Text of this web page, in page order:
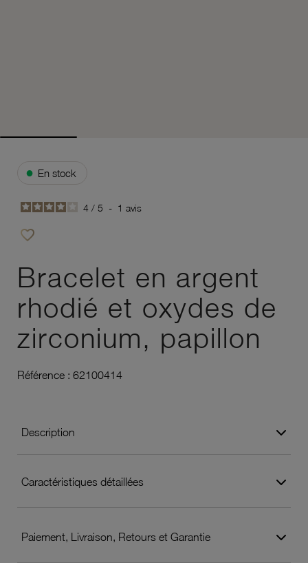
● En stock
4 / 5 - 1 avis
favorite_border
Bracelet en argent
rhodié et oxydes de
zirconium, papillon
Référence : 62100414
Description
Caractéristiques détaillées
Paiement, Livraison, Retours et Garantie